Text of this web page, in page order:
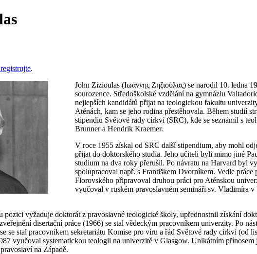
.
John Zizioulas (Ιωάννης Ζηζιούλας) se narodil 10.
sourozence. Středoškolské vzdělání na gymnáziu
nejlepších kandidátů přijat na teologickou fakultu
Aténách, kam se jeho rodina přestěhovala. Během studií
stipendiu Světové rady církví (SRC), kde se seznámil s
Brunner a Hendrik Kraemer.
V roce 1955 získal od SRC další stipendium, aby mohl
přijat do doktorského studia. Jeho učiteli byli mimo jiné
studium na dva roky přerušil. Po návratu na Harvard byl
spolupracoval např. s Františkem Dvorníkem. Vedle
Florovského připravoval druhou práci pro Aténskou
vyučoval v ruském pravoslavném semináři sv. Vladimíra
vyžaduje doktorát z pravoslavné teologické školy, upřednostnil získání
disertační práce (1966) se stal vědeckým pracovníkem univerzity. Po
se stal pracovníkem sekretariátu Komise pro víru a řád Světové rady církví
vyučoval systematickou teologii na univerzitě v Glasgow. Unikátním
na Západě.